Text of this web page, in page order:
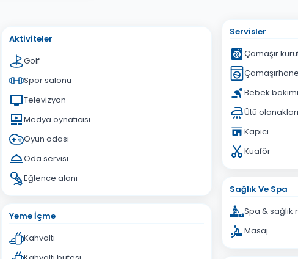
Aktiviteler
Golf
Spor salonu
Televizyon
Medya oynatıcısı
Oyun odası
Oda servisi
Eğlence alanı
Yeme İçme
Kahvaltı
Servisler
Çamaşır
Çamaşırhane
Bebek
Ütü olanakları
Kapıcı
Kuaför
Sağlık Ve Spa
Spa & sağlık
Masaj